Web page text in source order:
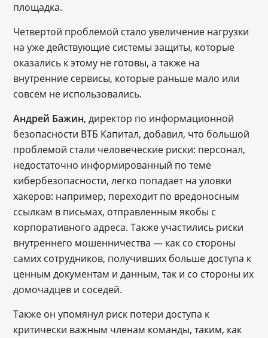
площадка.
Четвертой проблемой стало увеличение нагрузки
на уже действующие системы защиты, которые
оказались к этому не готовы, а также на
внутренние сервисы, которые раньше мало или
совсем не использовались.
Андрей Бажин, директор по информационной
безопасности ВТБ Капитал, добавил, что большой
проблемой стали человеческие риски: персонал,
недостаточно информированный по теме
кибербезопасности, легко попадает на уловки
хакеров: например, переходит по вредоносным
ссылкам в письмах, отправленным якобы с
корпоративного адреса. Также участились риски
внутреннего мошенничества — как со стороны
самих сотрудников, получивших больше доступа к
ценным документам и данным, так и со стороны их
домочадцев и соседей.
Также он упомянул риск потери доступа к
критически важным членам команды, таким, как